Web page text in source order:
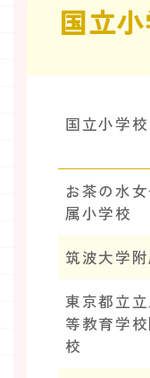
国立
国立小学校
お茶の水
属小学校
筑波大学
東京都立
等教育学
校